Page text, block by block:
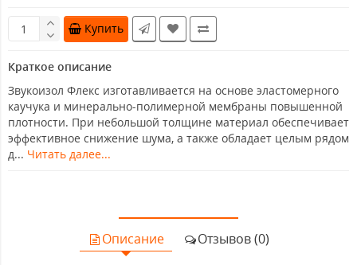
Купить
Краткое описание
Звукоизол Флекс изготавливается на основе эластомерного
каучука и минерально-полимерной мембраны повышенной
плотности. При небольшой толщине материал обеспечивает
эффективное снижение шума, а также обладает целым рядом
д... Читать далее...
Описание Отзывов (0)